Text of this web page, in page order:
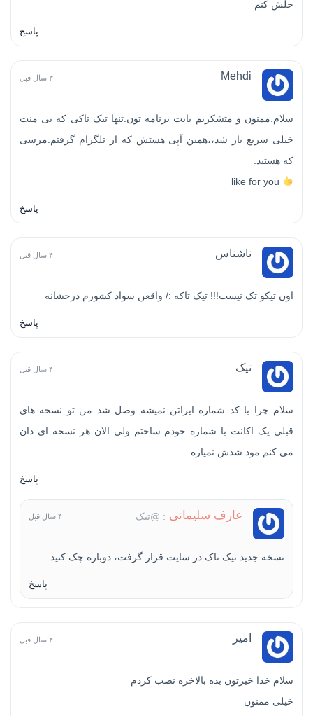
حلش کنم
پاسخ
Mehdi ۳ سال قبل
سلام.ممنون و متشکریم بابت برنامه تون.تنها تیک تاکی که بی منت
خیلی سریع باز شد،،همین آپی هستش که از تلگرام گرفتم.مرسی
که هستید.
پاسخ
ناشناس ۴ سال قبل
اون تیکو تک نیست!!! تیک تاکه :/ واقعن سواد کشورم درخشانه
پاسخ
تیک ۴ سال قبل
سلام چرا با کد شماره ایراتن نمیشه وصل شد من تو نسخه های
قبلی یک اکانت با شماره خودم ساختم ولی الان هر نسخه ای دان
می کنم مود شدش نمیاره
پاسخ
عارف سلیمانی : @تیک ۴ سال قبل
نسخه جدید تیک تاک در سایت قرار گرفت، دوباره چک کنید
پاسخ
امیر ۴ سال قبل
سلام خدا خیرتون بده بالاخره نصب کردم
خیلی ممنون